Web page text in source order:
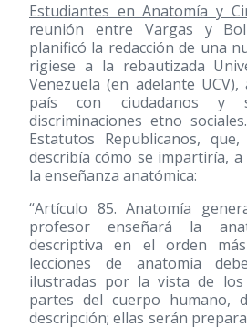
Estudiantes en Anatomía y
reunión entre Vargas y
planificó la redacción de una
rigiese a la rebautizada
Venezuela (en adelante
país con ciudadanos y
discriminaciones etno
Estatutos Republicanos,
describía cómo se impartiría,
la enseñanza anatómica:
“Artículo 85. Anatomía
profesor enseñará la
descriptiva en el orden
lecciones de anatomía
ilustradas por la vista de
partes del cuerpo humano,
descripción; ellas serán